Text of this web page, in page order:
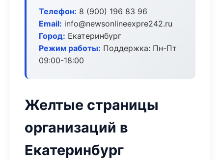
Телефон: 8 (900) 196 83 96
Email: info@newsonlineexpre242.ru
Город: Екатеринбург
Режим работы: Поддержка: Пн-Пт
09:00-18:00
Желтые страницы
организаций в
Екатеринбург